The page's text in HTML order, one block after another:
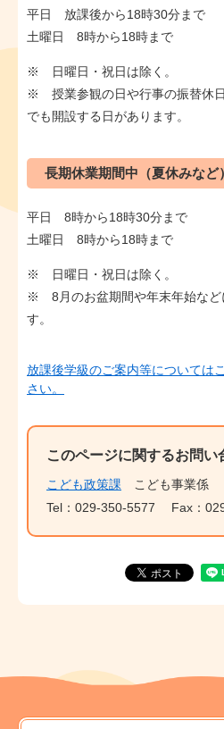
平日 放課後から18時30分まで
土曜日 8時から18時まで
※ 日曜日・祝日は除く。
※ 授業参観の日や行事の振替休
でも開設する日があります。
長期休業期間中（夏休みなど）
平日 8時から18時30分まで
土曜日 8時から18時まで
※ 日曜日・祝日は除く。
※ 8月のお盆期間や年末年始など
す。
放課後学級のご案内等については
さい。
このページに関するお問い
こども政策課
こども事業係
Tel：029-350-5577
Fax：